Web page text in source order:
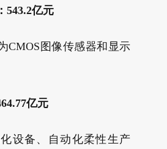
543.2亿元
CMOS图像传感器和显示
亿元
设备、自动化柔性生产